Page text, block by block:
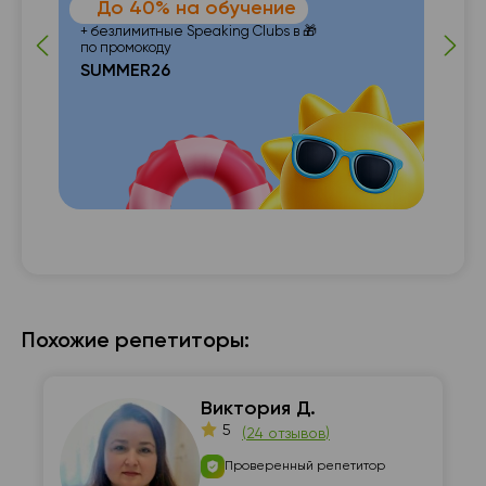
До 40% на обучение
+ безлимитные Speaking Clubs в 🎁
по промокоду
SUMMER26
Похожие репетиторы:
Виктория Д.
5 (24 отзывов)
Проверенный репетитор